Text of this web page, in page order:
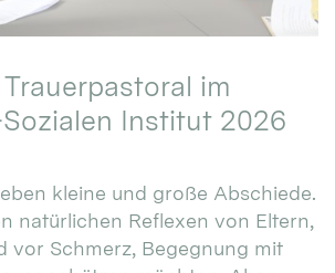
im
Institut 2026
kleine und große Abschiede.
natürlichen Reflexen von Eltern,
vor Schmerz, Begegnung mit